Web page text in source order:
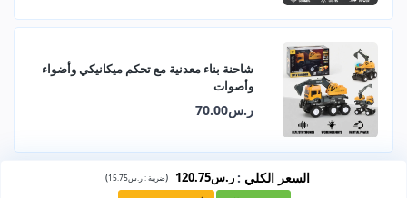
شاحنة بناء معدنية مع تحكم ميكانيكي وأضواء
وأصوات
ر.س70.00
السعر الكلي : ر.س120.75 (ضريبة :ر.س15.75 )